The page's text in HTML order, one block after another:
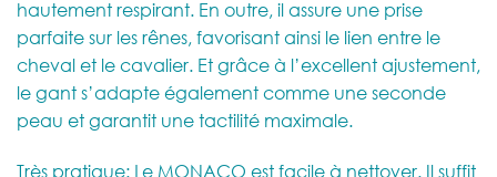
hautement respirant. En outre, il assure une prise
parfaite sur les rênes, favorisant ainsi le lien entre le
cheval et le cavalier. Et grâce à l’excellent ajustement,
le gant s’adapte également comme une seconde
peau et garantit une tactilité maximale.
Très pratique: Le MONACO est facile à nettoyer. Il suffit